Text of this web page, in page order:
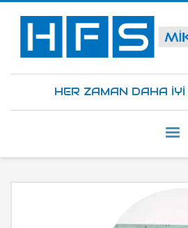
HER ZAMAN DAHA İYİ